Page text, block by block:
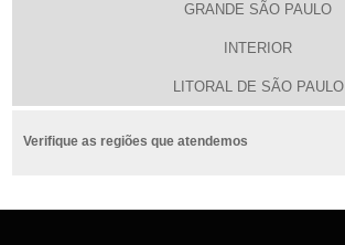
GRANDE SÃO PAULO
INTERIOR
LITORAL DE SÃO PAULO
Verifique as regiões que atendemos